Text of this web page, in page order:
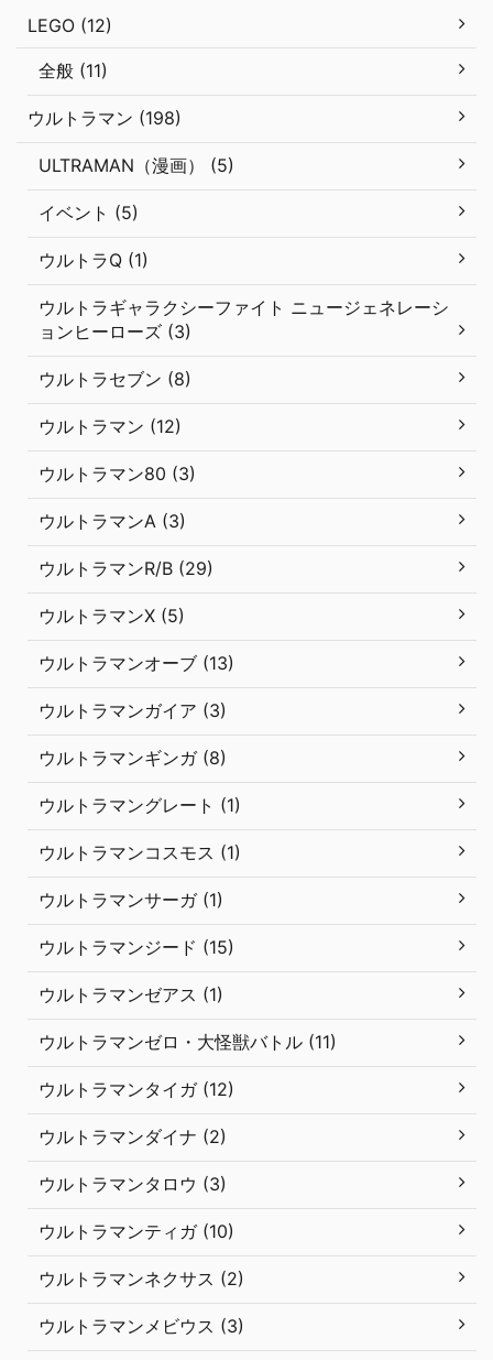
LEGO (12)
全般 (11)
ウルトラマン (198)
ULTRAMAN（漫画） (5)
イベント (5)
ウルトラQ (1)
ウルトラギャラクシーファイト ニュージェネレーシ
ョンヒーローズ (3)
ウルトラセブン (8)
ウルトラマン (12)
ウルトラマン80 (3)
ウルトラマンA (3)
ウルトラマンR/B (29)
ウルトラマンX (5)
ウルトラマンオーブ (13)
ウルトラマンガイア (3)
ウルトラマンギンガ (8)
ウルトラマングレート (1)
ウルトラマンコスモス (1)
ウルトラマンサーガ (1)
ウルトラマンジード (15)
ウルトラマンゼアス (1)
ウルトラマンゼロ・大怪獣バトル (11)
ウルトラマンタイガ (12)
ウルトラマンダイナ (2)
ウルトラマンタロウ (3)
ウルトラマンティガ (10)
ウルトラマンネクサス (2)
ウルトラマンメビウス (3)